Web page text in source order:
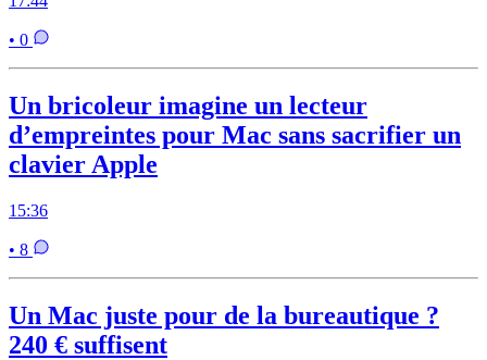
• 0
Un bricoleur imagine un lecteur
d’empreintes pour Mac sans sacrifier un
clavier Apple
15:36
• 8
Un Mac juste pour de la bureautique ?
240 € suffisent